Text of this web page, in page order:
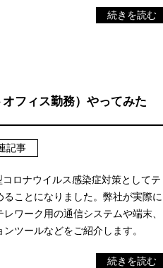
続きを読む
フィス勤務）やってみた
記事
ロナウイルス感染症対策としてテ
ることになりました。弊社が実際に
ワーク用の通信システムや端末、
ツールなどをご紹介します。
続きを読む